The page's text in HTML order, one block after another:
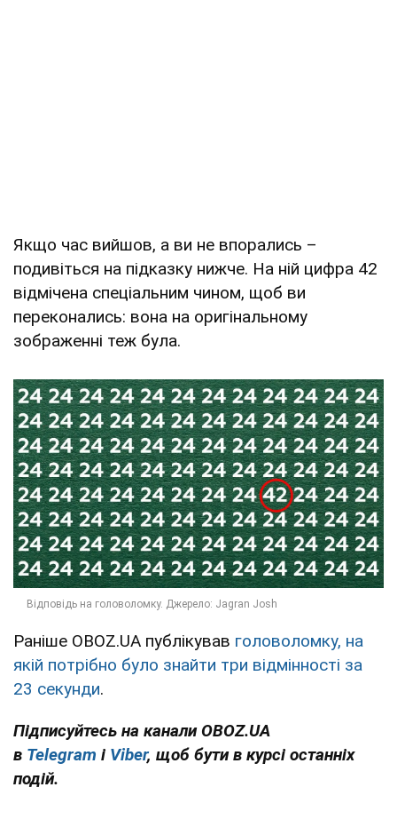
Якщо час вийшов, а ви не впорались –
подивіться на підказку нижче. На ній цифра 42
відмічена спеціальним чином, щоб ви
переконались: вона на оригінальному
зображенні теж була.
Раніше OBOZ.UA публікував головоломку, на
якій потрібно було знайти три відмінності за
23 секунди.
Підписуйтесь на канали OBOZ.UA
в Telegram і Viber, щоб бути в курсі останніх
подій.